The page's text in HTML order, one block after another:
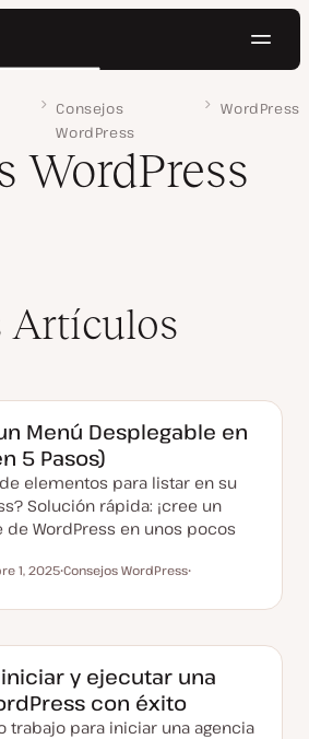
Pruébalo gratis
Consejos
WordPress
WordPress
WordPress
Artículos
Menú Desplegable en
5 Pasos)
elementos para listar en su
Solución rápida: ¡cree un
WordPress en unos pocos
1, 2025
m
Consejos WordPress
m
y ejecutar una
con éxito
trabajo para iniciar una agencia